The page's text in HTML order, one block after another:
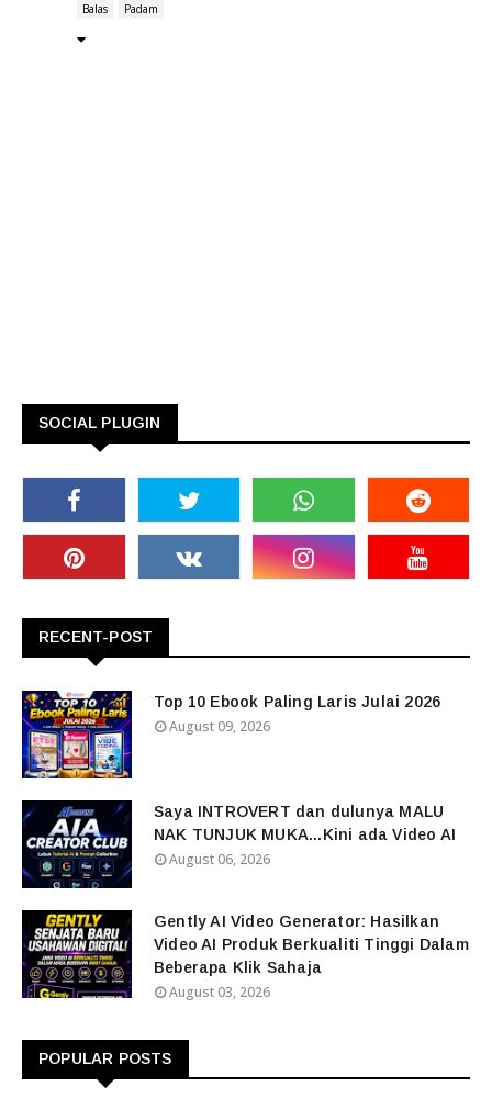
Balas Padam
SOCIAL PLUGIN
RECENT-POST
Top 10 Ebook Paling Laris Julai 2026
August 09, 2026
Saya INTROVERT dan dulunya MALU
NAK TUNJUK MUKA...Kini ada Video AI
August 06, 2026
Gently AI Video Generator: Hasilkan
Video AI Produk Berkualiti Tinggi Dalam
Beberapa Klik Sahaja
August 03, 2026
POPULAR POSTS